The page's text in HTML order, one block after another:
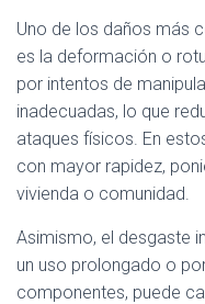
Uno de los daños más
es la deformación o
por intentos de
inadecuadas, lo que
ataques físicos. En
con mayor rapidez,
vivienda o comunidad.
Asimismo, el desgaste
un uso prolongado o
componentes, puede